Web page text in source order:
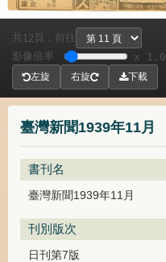
臺灣新聞1939年11月
書刊名
臺灣新聞1939年11月
刊別版次
日刊第7版
共 12頁， 前往
影像倍率
x 1.0
左旋 右旋 下載